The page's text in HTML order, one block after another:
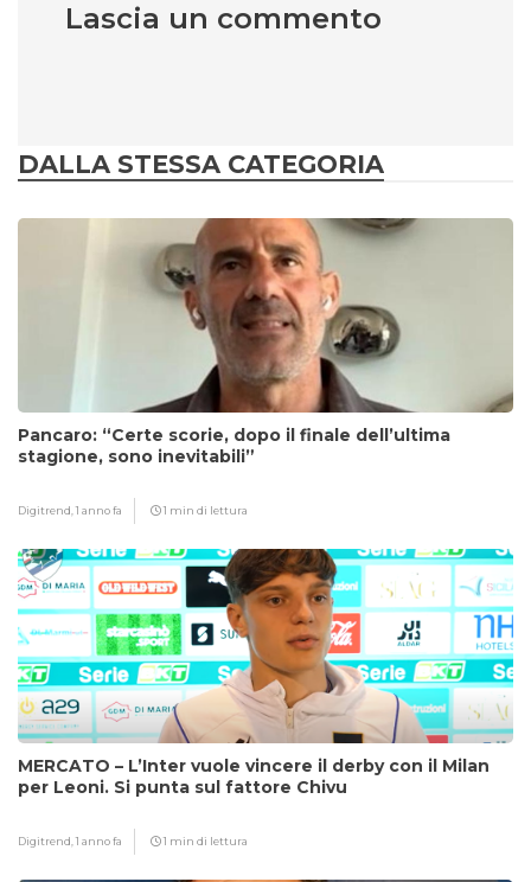
Lascia un commento
DALLA STESSA CATEGORIA
Pancaro: “Certe scorie, dopo il finale dell’ultima
stagione, sono inevitabili”
Digitrend,1 anno fa 1 min di lettura
MERCATO – L’Inter vuole vincere il derby con il Milan
per Leoni. Si punta sul fattore Chivu
Digitrend,1 anno fa 1 min di lettura